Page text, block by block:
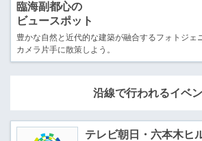
臨海副都心の
ビュースポット
豊かな自然と近代的な建築が融合するフォトジェ
カメラ片手に散策しよう。
沿線で行われるイベ
テレビ朝日・六本木ヒ